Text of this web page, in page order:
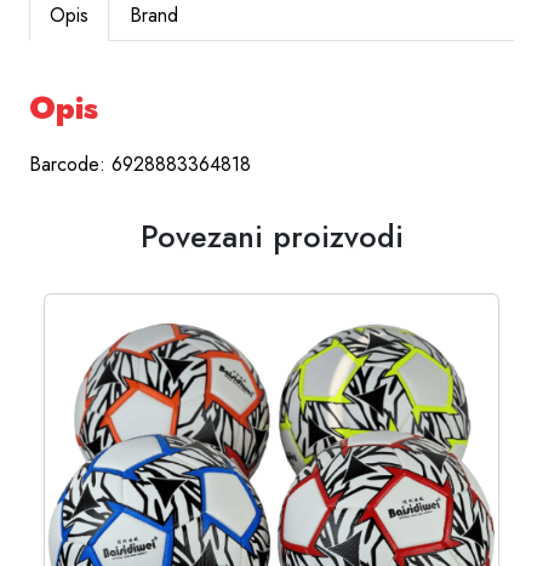
Opis Brand
Opis
Barcode: 6928883364818
Povezani proizvodi